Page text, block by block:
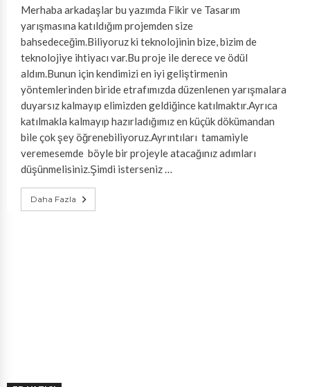
Merhaba arkadaşlar bu yazımda Fikir ve Tasarım
yarışmasına katıldığım projemden size
bahsedeceğim.Biliyoruz ki teknolojinin bize, bizim de
teknolojiye ihtiyacı var.Bu proje ile derece ve ödül
aldım.Bunun için kendimizi en iyi geliştirmenin
yöntemlerinden biride etrafımızda düzenlenen yarışmalara
duyarsız kalmayıp elimizden geldiğince katılmaktır.Ayrıca
katılmakla kalmayıp hazırladığımız en küçük dökümandan
bile çok şey öğrenebiliyoruz.Ayrıntıları tamamiyle
veremesemde böyle bir projeyle atacağınız adımları
düşünmelisiniz.Şimdi isterseniz …
Daha Fazla